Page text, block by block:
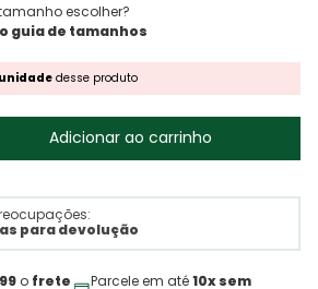
escolher?
unidade desse produto
Adicionar ao carrinho
para devolução
o frete
Parcele em até10x sem